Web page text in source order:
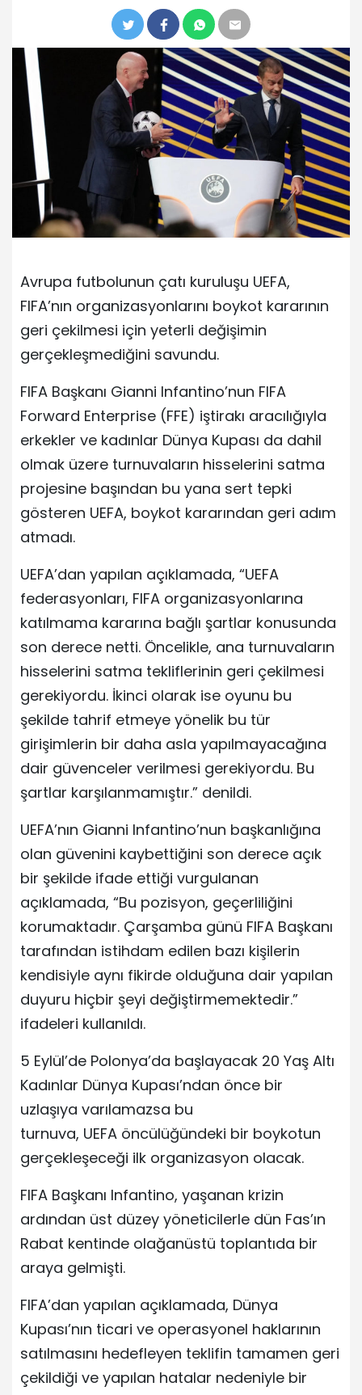
Avrupa futbolunun çatı kuruluşu UEFA,
FIFA’nın organizasyonlarını boykot kararının
geri çekilmesi için yeterli değişimin
gerçekleşmediğini savundu.
FIFA Başkanı Gianni Infantino’nun FIFA
Forward Enterprise (FFE) iştirakı aracılığıyla
erkekler ve kadınlar Dünya Kupası da dahil
olmak üzere turnuvaların hisselerini satma
projesine başından bu yana sert tepki
gösteren UEFA, boykot kararından geri adım
atmadı.
UEFA’dan yapılan açıklamada, “UEFA
federasyonları, FIFA organizasyonlarına
katılmama kararına bağlı şartlar konusunda
son derece netti. Öncelikle, ana turnuvaların
hisselerini satma tekliflerinin geri çekilmesi
gerekiyordu. İkinci olarak ise oyunu bu
şekilde tahrif etmeye yönelik bu tür
girişimlerin bir daha asla yapılmayacağına
dair güvenceler verilmesi gerekiyordu. Bu
şartlar karşılanmamıştır.” denildi.
UEFA’nın Gianni Infantino’nun başkanlığına
olan güvenini kaybettiğini son derece açık
bir şekilde ifade ettiği vurgulanan
açıklamada, “Bu pozisyon, geçerliliğini
korumaktadır. Çarşamba günü FIFA Başkanı
tarafından istihdam edilen bazı kişilerin
kendisiyle aynı fikirde olduğuna dair yapılan
duyuru hiçbir şeyi değiştirmemektedir.”
ifadeleri kullanıldı.
5 Eylül’de Polonya’da başlayacak 20 Yaş Altı
Kadınlar Dünya Kupası’ndan önce bir
uzlaşıya varılamazsa bu
turnuva, UEFA öncülüğündeki bir boykotun
gerçekleşeceği ilk organizasyon olacak.
FIFA Başkanı Infantino, yaşanan krizin
ardından üst düzey yöneticilerle dün Fas’ın
Rabat kentinde olağanüstü toplantıda bir
araya gelmişti.
FIFA’dan yapılan açıklamada, Dünya
Kupası’nın ticari ve operasyonel haklarının
satılmasını hedefleyen teklifin tamamen geri
çekildiği ve yapılan hatalar nedeniyle bir